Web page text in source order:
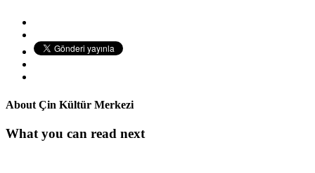
About Çin Kültür Merkezi
What you can read next